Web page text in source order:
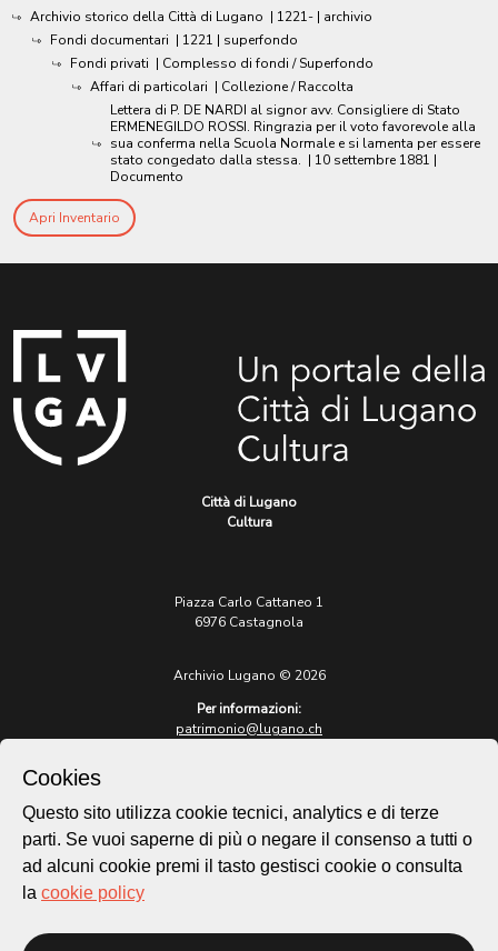
Archivio storico della Città di Lugano | 1221- | archivio
Fondi documentari | 1221 | superfondo
Fondi privati | Complesso di fondi / Superfondo
Affari di particolari | Collezione / Raccolta
Lettera di P. DE NARDI al signor avv. Consigliere di Stato
ERMENEGILDO ROSSI. Ringrazia per il voto favorevole alla
sua conferma nella Scuola Normale e si lamenta per essere
stato congedato dalla stessa. | 10 settembre 1881 |
Documento
Apri Inventario
Città di Lugano
Cultura
Piazza Carlo Cattaneo 1
6976 Castagnola
Archivio Lugano © 2026
Per informazioni:
patrimonio@lugano.ch
lugano.ch
Cookie policy
Homepage
Cookies
Questo sito utilizza cookie tecnici, analytics e di terze
parti. Se vuoi saperne di più o negare il consenso a tutti o
ad alcuni cookie premi il tasto gestisci cookie o consulta
la cookie policy